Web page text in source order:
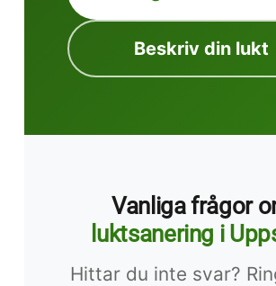
Beskriv din lukt
Vanliga frågor
luktsanering i
Hittar du inte svar?